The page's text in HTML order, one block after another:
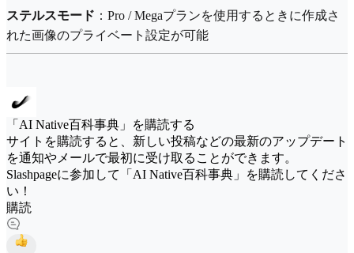
ステルスモード ：Pro / Megaプランを使用するときに作成さ
れた画像のプライベート設定が可能
「AI Native百科事典」を購読する
サイトを購読すると、新しい投稿などの最新のアップデート
を通知やメールで最初に受け取ることができます。
Slashpageに参加して「AI Native百科事典」を購読してくださ
い！
購読